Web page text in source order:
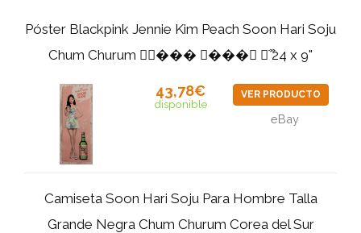
Póster Blackpink Jennie Kim Peach Soon Hari Soju
Chum Churum ��� ��� ࣼ 24 x 9"
43,78€
disponible
VER PRODUCTO
eBay
Camiseta Soon Hari Soju Para Hombre Talla
Grande Negra Chum Churum Corea del Sur